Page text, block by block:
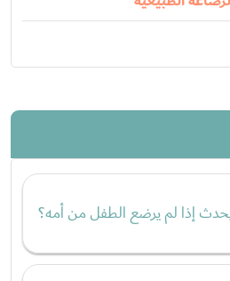
إذا لم يرضع الطفل من أمه؟